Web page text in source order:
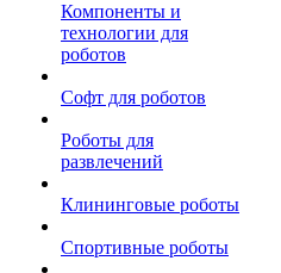
Компоненты и
технологии для
роботов
Софт для роботов
Роботы для
развлечений
Клининговые роботы
Спортивные роботы